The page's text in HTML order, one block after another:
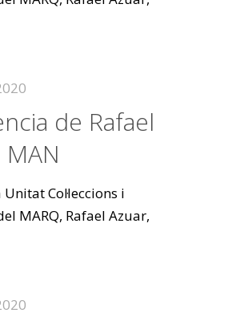
de Rafael
Col·leccions i
MARQ, Rafael Azuar,